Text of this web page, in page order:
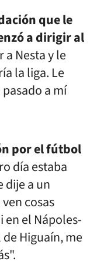
que le
a dirigir al
Nesta y le
la liga. Le
a mí
por el fútbol
día estaba
dije a un
cosas
en el Nápoles-
Higuaín, me